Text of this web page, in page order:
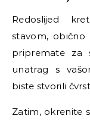
Redoslijed
stavom,
pripremate za
unatrag s
biste stvorili
Zatim, okrenite